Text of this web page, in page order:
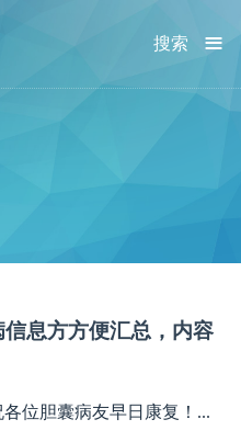
≡
搜索
息方方便汇总，内容
位胆囊病友早日康复！...